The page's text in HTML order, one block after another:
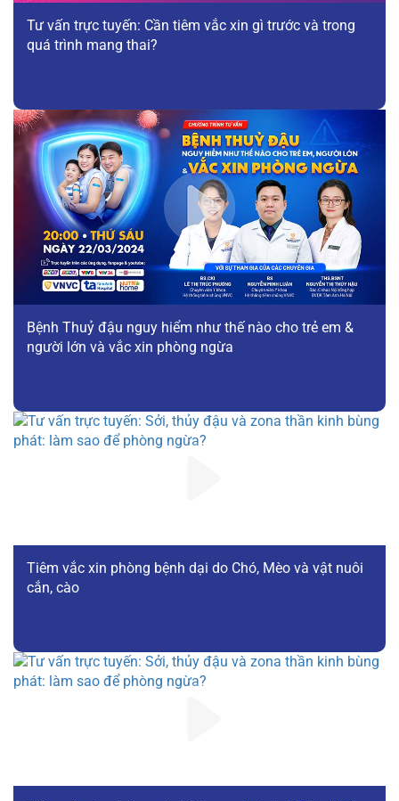
Tư vấn trực tuyến: Cần tiêm vắc xin gì trước và trong
quá trình mang thai?
Bệnh Thuỷ đậu nguy hiểm như thế nào cho trẻ em &
người lớn và vắc xin phòng ngừa
Tiêm vắc xin phòng bệnh dại do Chó, Mèo và vật nuôi
cắn, cào